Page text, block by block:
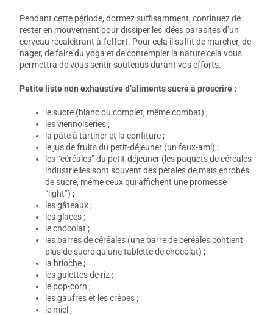
Pendant cette période, dormez suffisamment, continuez de
rester en mouvement pour dissiper les idées parasites d’un
cerveau récalcitrant à l’effort. Pour cela il suffit de marcher, de
nager, de faire du yoga et de contempler la nature cela vous
permettra de vous sentir soutenus durant vos efforts.
Petite liste non exhaustive d’aliments sucré à proscrire :
le sucre (blanc ou complet, même combat) ;
les viennoiseries ;
la pâte à tartiner et la confiture ;
le jus de fruits du petit-déjeuner (un faux-ami) ;
les “céréales” du petit-déjeuner (les paquets de céréales
industrielles sont souvent des pétales de maïs enrobés
de sucre, même ceux qui affichent une promesse
“light”) ;
les gâteaux ;
les glaces ;
le chocolat ;
les barres de céréales (une barre de céréales contient
plus de sucre qu’une tablette de chocolat) ;
la brioche ;
les galettes de riz ;
le pop-corn ;
les gaufres et les crêpes ;
le miel ;